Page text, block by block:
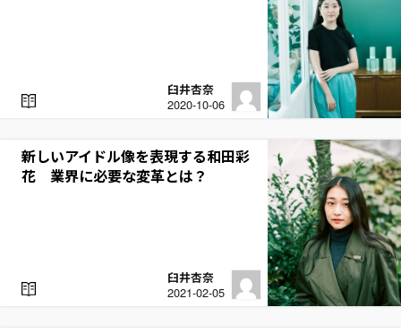
臼井杏奈
2020-10-06
R
E
新しいアイドル像を表現する和田彩
花 業界に必要な変革とは？
臼井杏奈
2021-02-05